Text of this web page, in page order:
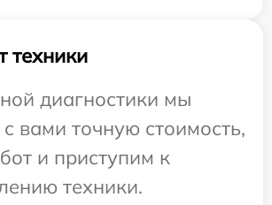
техники
диагностики мы
вами точную стоимость,
и приступим к
техники.